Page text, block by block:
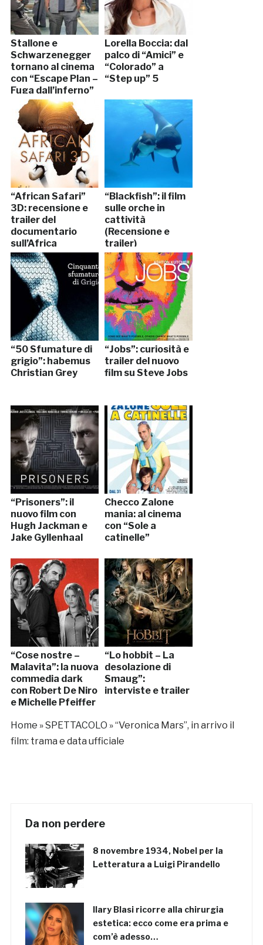
Stallone e
Schwarzenegger
tornano al cinema
con “Escape Plan –
Fuga dall’inferno”
Lorella Boccia: dal
palco di “Amici” e
“Colorado” a
“Step up” 5
“African Safari”
3D: recensione e
trailer del
documentario
sull’Africa
“Blackfish”: il film
sulle orche in
cattività
(Recensione e
trailer)
“50 Sfumature di
grigio”: habemus
Christian Grey
“Jobs”: curiosità e
trailer del nuovo
film su Steve Jobs
“Prisoners”: il
nuovo film con
Hugh Jackman e
Jake Gyllenhaal
Checco Zalone
mania: al cinema
con “Sole a
catinelle”
“Cose nostre –
Malavita”: la nuova
commedia dark
con Robert De Niro
e Michelle Pfeiffer
“Lo hobbit – La
desolazione di
Smaug”:
interviste e trailer
Home »SPETTACOLO »“Veronica Mars”, in arrivo il
film: trama e data ufficiale
Da non perdere
8 novembre 1934, Nobel per la
Letteratura a Luigi Pirandello
Ilary Blasi ricorre alla chirurgia
estetica: ecco come era prima e
com’è adesso…